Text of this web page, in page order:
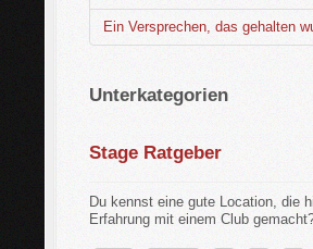
Ein Versprechen, das gehalten
Unterkategorien
Stage Ratgeber
Du kennst eine gute Location, die
Erfahrung mit einem Club